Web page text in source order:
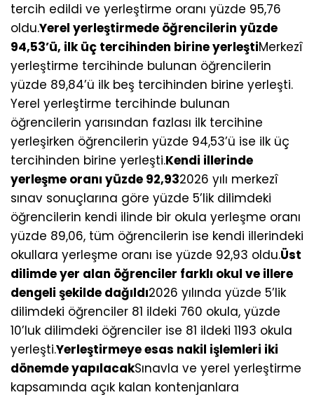
tercih edildi ve yerleştirme oranı yüzde 95,76
oldu.Yerel yerleştirmede öğrencilerin yüzde
94,53’ü, ilk üç tercihinden birine yerleştiMerkezî
yerleştirme tercihinde bulunan öğrencilerin
yüzde 89,84’ü ilk beş tercihinden birine yerleşti.
Yerel yerleştirme tercihinde bulunan
öğrencilerin yarısından fazlası ilk tercihine
yerleşirken öğrencilerin yüzde 94,53’ü ise ilk üç
tercihinden birine yerleşti.Kendi illerinde
yerleşme oranı yüzde 92,932026 yılı merkezî
sınav sonuçlarına göre yüzde 5’lik dilimdeki
öğrencilerin kendi ilinde bir okula yerleşme oranı
yüzde 89,06, tüm öğrencilerin ise kendi illerindeki
okullara yerleşme oranı ise yüzde 92,93 oldu.Üst
dilimde yer alan öğrenciler farklı okul ve illere
dengeli şekilde dağıldı2026 yılında yüzde 5’lik
dilimdeki öğrenciler 81 ildeki 760 okula, yüzde
10’luk dilimdeki öğrenciler ise 81 ildeki 1193 okula
yerleşti.Yerleştirmeye esas nakil işlemleri iki
dönemde yapılacakSınavla ve yerel yerleştirme
kapsamında açık kalan kontenjanlara